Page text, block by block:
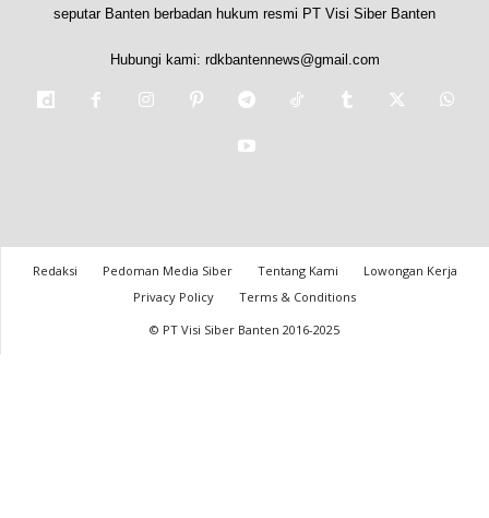
seputar Banten berbadan hukum resmi PT Visi Siber Banten
Hubungi kami: rdkbantennews@gmail.com
Redaksi Pedoman Media Siber Tentang Kami
Lowongan Kerja
Privacy Policy
Terms & Conditions
© PT Visi Siber Banten 2016-2025